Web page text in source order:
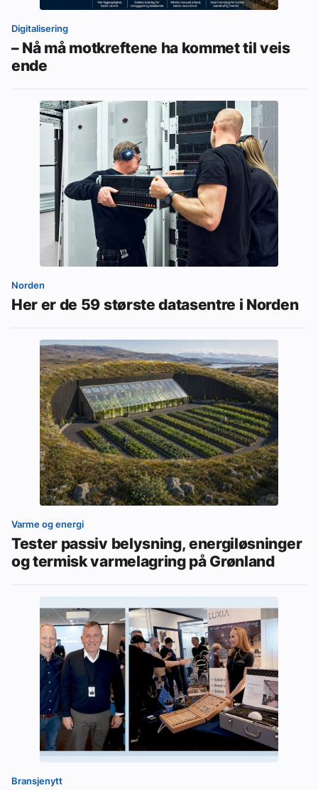
Digitalisering
– Nå må motkreftene ha kommet til veis
ende
Norden
Her er de 59 største datasentre i Norden
Varme og energi
Tester passiv belysning, energiløsninger
og termisk varmelagring på Grønland
Bransjenytt